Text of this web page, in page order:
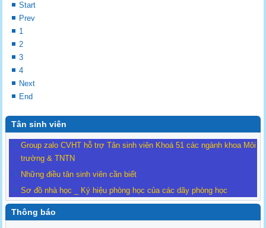
Start
Prev
1
2
3
4
Next
End
Tân sinh viên
Group zalo CVHT hỗ trợ Tân sinh viên Khoá 51 các ngành khoa Môi
trường & TNTN
Những điều tân sinh viên cần biết
Sơ đồ nhà học _ Ký hiệu phòng học của các dãy phòng học
Thông báo